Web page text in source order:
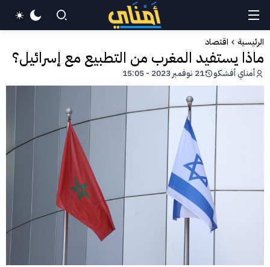
الرئيسية اقتصاد
ماذا يستفيد المغرب من التطبيع مع إسرائيل؟
أمناي أفشكو 21 نوفمبر 2023 - 15:05